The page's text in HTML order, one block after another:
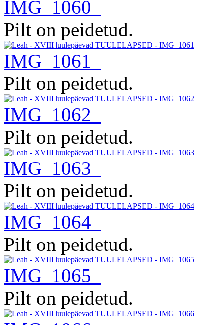
IMG_1060
Pilt on peidetud.
IMG_1061
Pilt on peidetud.
IMG_1062
Pilt on peidetud.
IMG_1063
Pilt on peidetud.
IMG_1064
Pilt on peidetud.
IMG_1065
Pilt on peidetud.